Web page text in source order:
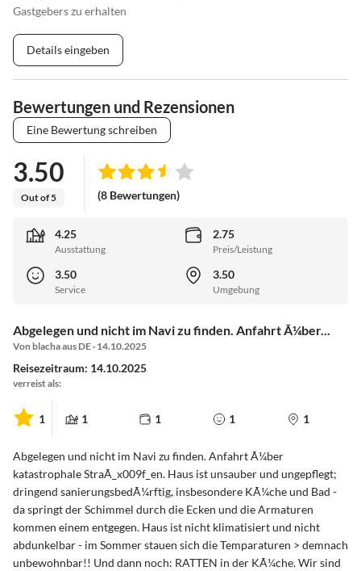
Gastgebers zu erhalten
Details eingeben
Bewertungen und Rezensionen
Eine Bewertung schreiben
3.50
Out of 5 (8 Bewertungen)
4.25
Ausstattung
2.75
Preis/Leistung
3.50
Service
3.50
Umgebung
Abgelegen und nicht im Navi zu finden. Anfahrt Ã¼ber...
Von blacha aus DE · 14.10.2025
Reisezeitraum: 14.10.2025
verreist als:
1 1 1 1 1
Abgelegen und nicht im Navi zu finden. Anfahrt Ã¼ber
katastrophale StraÃ_x009f_en. Haus ist unsauber und ungepflegt;
dringend sanierungsbedÃ¼rftig, insbesondere KÃ¼che und Bad -
da springt der Schimmel durch die Ecken und die Armaturen
kommen einem entgegen. Haus ist nicht klimatisiert und nicht
abdunkelbar - im Sommer stauen sich die Temparaturen > demnach
unbewohnbar!! Und dann noch: RATTEN in der KÃ¼che. Wir sind